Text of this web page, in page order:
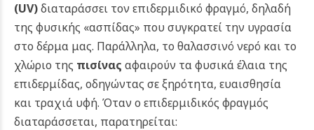
(UV)διαταράσσει τον επιδερμιδικό φραγμό, δηλαδή
της φυσικής «ασπίδας» που συγκρατεί την υγρασία
στο δέρμα μας. Παράλληλα, το θαλασσινό νερό και το
χλώριο της πισίνας αφαιρούν τα φυσικά έλαια της
επιδερμίδας, οδηγώντας σε ξηρότητα, ευαισθησία
και τραχιά υφή. Όταν ο επιδερμιδικός φραγμός
διαταράσσεται, παρατηρείται: